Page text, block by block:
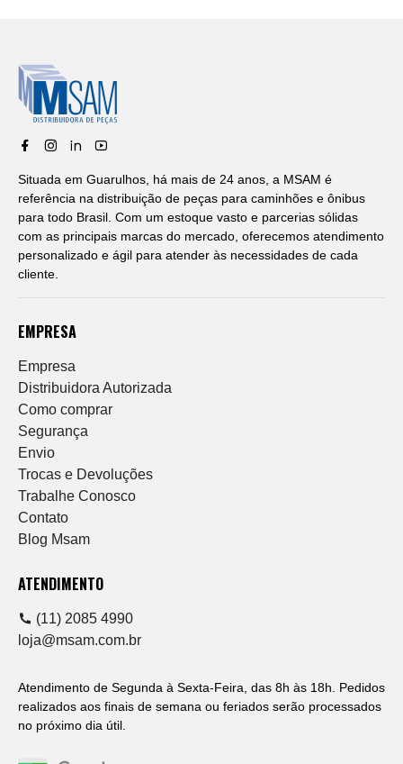
Situada em Guarulhos, há mais de 24 anos, a MSAM é
referência na distribuição de peças para caminhões e ônibus
para todo Brasil. Com um estoque vasto e parcerias sólidas
com as principais marcas do mercado, oferecemos atendimento
personalizado e ágil para atender às necessidades de cada
cliente.
EMPRESA
Empresa
Distribuidora Autorizada
Como comprar
Segurança
Envio
Trocas e Devoluções
Trabalhe Conosco
Contato
Blog Msam
ATENDIMENTO
(11) 2085 4990
loja@msam.com.br
Atendimento de Segunda à Sexta-Feira, das 8h às 18h. Pedidos
realizados aos finais de semana ou feriados serão processados
no próximo dia útil.